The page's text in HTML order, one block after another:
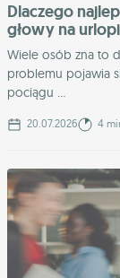
Dlaczego
głowy na
Wiele osób zna to
problemu pojawia
pociągu ...
20.07.2026 4